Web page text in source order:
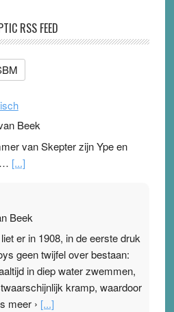
RSS FEED
Beek
van Skepter zijn Ype en
… [...]
Beek
er in 1908, in de eerste druk
geen twijfel over bestaan:
in diep water zwemmen,
kramp, waardoor
meer › [...]